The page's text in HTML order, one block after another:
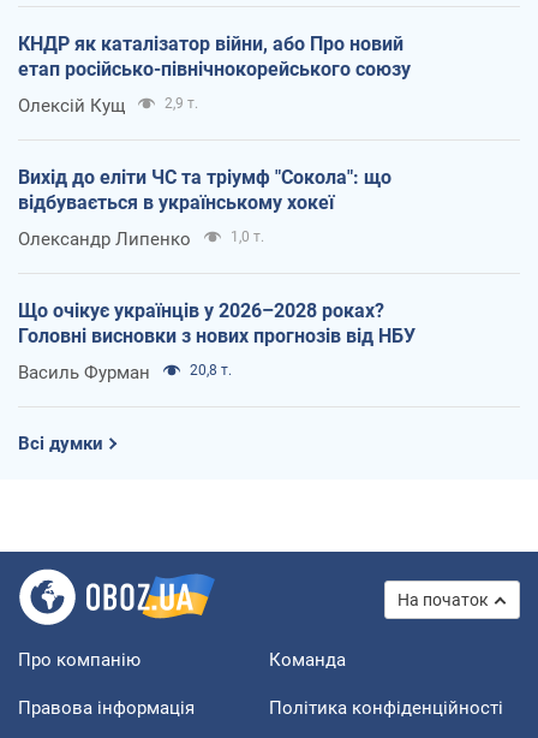
КНДР як каталізатор війни, або Про новий
етап російсько-північнокорейського союзу
Олексій Кущ 2,9 т.
Вихід до еліти ЧС та тріумф "Сокола": що
відбувається в українському хокеї
Олександр Липенко 1,0 т.
Що очікує українців у 2026–2028 роках?
Головні висновки з нових прогнозів від НБУ
Василь Фурман 20,8 т.
Всі думки
На початок
Про компанію Команда
Правова інформація Політика конфіденційності